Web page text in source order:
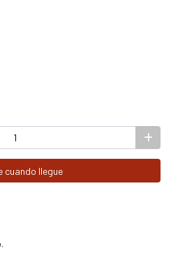
cuando llegue